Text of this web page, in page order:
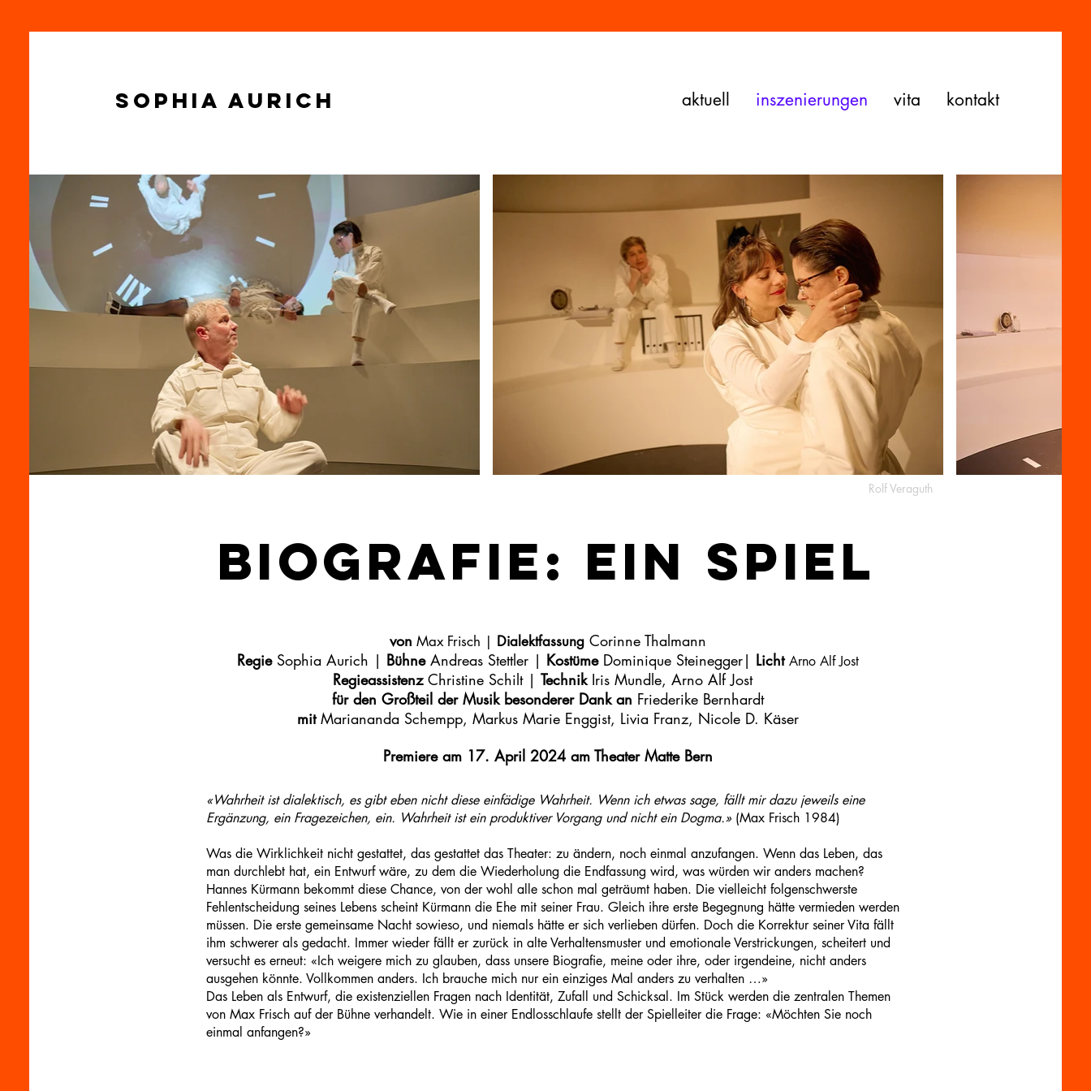
Rolf Veraguth
Biografie: ein spiel
von Max Frisch | Dialektfassung Corinne Thalmann
RegieSophia Aurich | BühneAndreas Stettler | KostümeDominique Steinegger| LichtArno Alf Jost
RegieassistenzChristine Schilt | Technik Iris Mundle, Arno Alf Jost
für den Großteil der Musik besonderer Dank an Friederike Bernhardt
mitMariananda Schempp, Markus Marie Enggist, Livia Franz, Nicole D. Käser
Premiere am 17. April 2024 am Theater Matte Bern
«Wahrheit ist dialektisch, es gibt eben nicht diese einfädige Wahrheit. Wenn ich etwas sage, fällt mir dazu jeweils eine
Ergänzung, ein Fragezeichen, ein. Wahrheit ist ein produktiver Vorgang und nicht ein Dogma.» (Max Frisch 1984)
Was die Wirklichkeit nicht gestattet, das gestattet das Theater: zu ändern, noch einmal anzufangen. Wenn das Leben, das
man durchlebt hat, ein Entwurf wäre, zu dem die Wiederholung die Endfassung wird, was würden wir anders machen?
Hannes Kürmann bekommt diese Chance, von der wohl alle schon mal geträumt haben. Die vielleicht folgenschwerste
Fehlentscheidung seines Lebens scheint Kürmann die Ehe mit seiner Frau. Gleich ihre erste Begegnung hätte vermieden werden
müssen. Die erste gemeinsame Nacht sowieso, und niemals hätte er sich verlieben dürfen. Doch die Korrektur seiner Vita fällt
ihm schwerer als gedacht. Immer wieder fällt er zurück in alte Verhaltensmuster und emotionale Verstrickungen, scheitert und
versucht es erneut: «Ich weigere mich zu glauben, dass unsere Biografie, meine oder ihre, oder irgendeine, nicht anders
ausgehen könnte. Vollkommen anders. Ich brauche mich nur ein einziges Mal anders zu verhalten …»
Das Leben als Entwurf, die existenziellen Fragen nach Identität, Zufall und Schicksal. Im Stück werden die zentralen Themen
von Max Frisch auf der Bühne verhandelt. Wie in einer Endlosschlaufe stellt der Spielleiter die Frage: «Möchten Sie noch
einmal anfangen?»
Sophia Aurich aktuell inszenierungen vita kontakt